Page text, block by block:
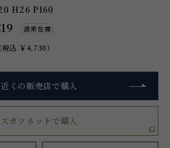
H26 P160
通常在庫
（税込 ￥4,730）
近くの販売店で購入
スガツネットで購入